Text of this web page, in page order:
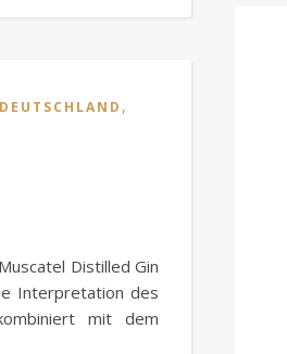
DEUTSCHLAND ,
Distilled Gin
Interpretation des
mit dem